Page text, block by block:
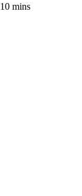
10 mins